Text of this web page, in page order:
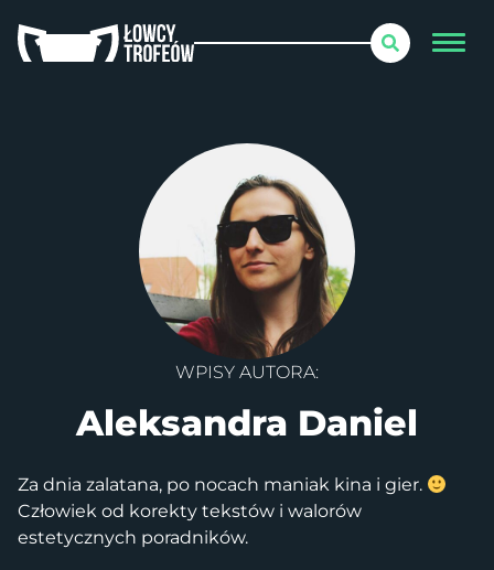
WPISY AUTORA:
Aleksandra Daniel
Za dnia zalatana, po nocach maniak kina i gier.
Człowiek od korekty tekstów i walorów
estetycznych poradników.